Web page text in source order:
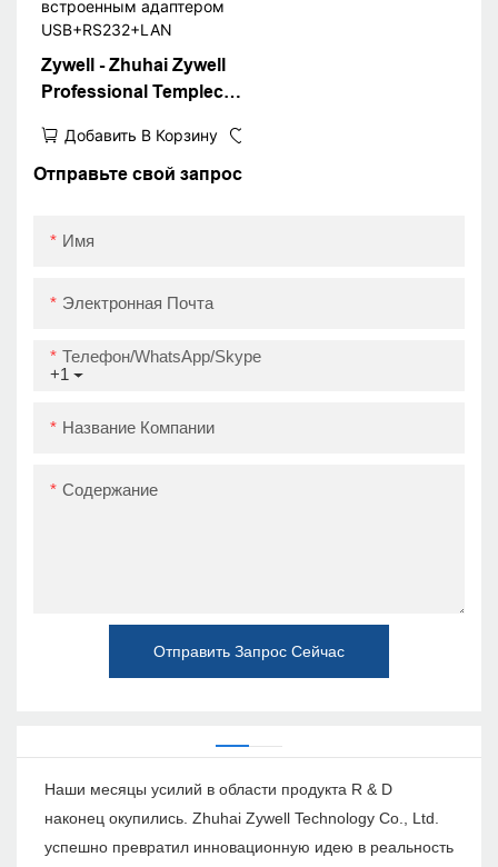
принтер Score Shopify
Compatible
Zywell - Zhuhai Zywell
Professional Templect
Printer ZY808 со
встроенным
Добавить В Корзину
Отправьте свой запрос
Имя
Электронная Почта
+1
Телефон/WhatsApp/Skype
Название Компании
Содержание
Отправить Запрос Сейчас
Наши месяцы усилий в области продукта R & D
наконец окупились. Zhuhai Zywell Technology Co., Ltd.
успешно превратил инновационную идею в реальность